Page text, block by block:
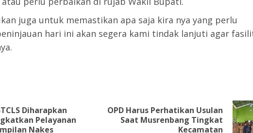
juga untuk memastikan apa saja kira nya yang perlu
hari ini akan segera kami tindak lanjuti agar
Previous
Diharapkan
Pelayanan
Nakes
Next
OPD Harus Perhatikan Usulan
Saat Musrenbang Tingkat
Kecamatan